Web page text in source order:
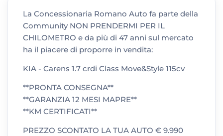
La Concessionaria Romano Auto fa parte della
Community NON PRENDERMI PER IL
CHILOMETRO e da più di 47 anni sul mercato
ha il piacere di proporre in vendita:
KIA - Carens 1.7 crdi Class Move&Style 115cv
**PRONTA CONSEGNA**
**GARANZIA 12 MESI MAPRE**
**KM CERTIFICATI**
PREZZO SCONTATO LA TUA AUTO € 9.990